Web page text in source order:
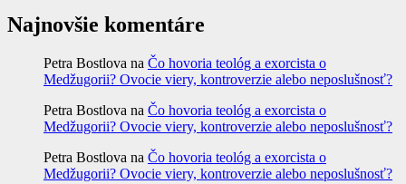
Najnovšie komentáre
Petra Bostlova na Čo hovoria teológ a exorcista o
Medžugorii? Ovocie viery, kontroverzie alebo neposlušnosť?
Petra Bostlova na Čo hovoria teológ a exorcista o
Medžugorii? Ovocie viery, kontroverzie alebo neposlušnosť?
Petra Bostlova na Čo hovoria teológ a exorcista o
Medžugorii? Ovocie viery, kontroverzie alebo neposlušnosť?